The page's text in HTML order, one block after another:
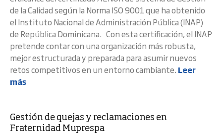
de la Calidad según la Norma ISO 9001 que ha obtenido
el Instituto Nacional de Administración Pública (INAP)
de República Dominicana. Con esta certificación, el INAP
pretende contar con una organización más robusta,
mejor estructurada y preparada para asumir nuevos
retos competitivos en un entorno cambiante. Leer
más
Gestión de quejas y reclamaciones en
Fraternidad Muprespa